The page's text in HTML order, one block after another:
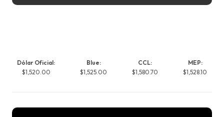
Dólar Oficial:
$1,520.00
Blue:
$1,525.00
CCL:
$1,580.70
MEP:
$1,528.10